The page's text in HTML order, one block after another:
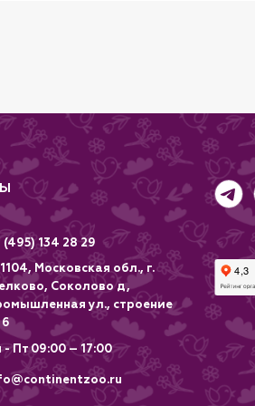
(495) 134 28 29
Московская обл., г.
Соколово д,
ул., строение
- Пт 09:00 – 17:00